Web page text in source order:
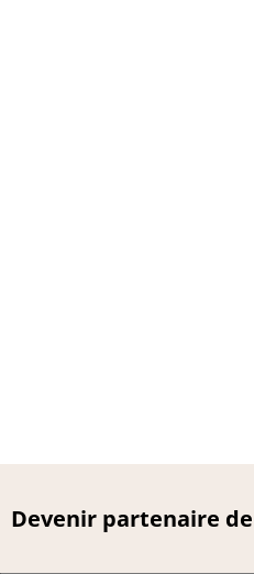
Devenir partenaire